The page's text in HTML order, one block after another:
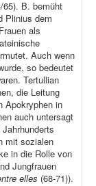
65). B. bemüht
Plinius dem
als
Auch wenn
so bedeutet
Tertullian
die Leitung
Apokryphen in
auch untersagt
mit sozialen
in die Rolle von
Jungfrauen
elles (68-71)).